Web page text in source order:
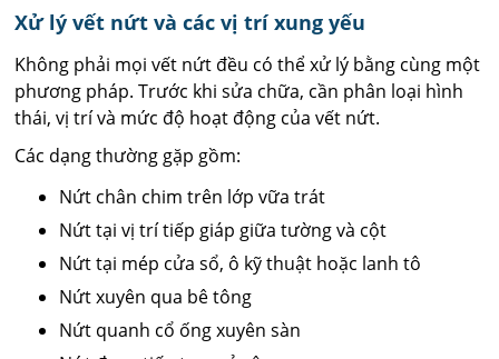
Xử lý vết nứt và các vị trí xung yếu
Không phải mọi vết nứt đều có thể xử lý bằng cùng một
phương pháp. Trước khi sửa chữa, cần phân loại hình
thái, vị trí và mức độ hoạt động của vết nứt.
Các dạng thường gặp gồm:
Nứt chân chim trên lớp vữa trát
Nứt tại vị trí tiếp giáp giữa tường và cột
Nứt tại mép cửa sổ, ô kỹ thuật hoặc lanh tô
Nứt xuyên qua bê tông
Nứt quanh cổ ống xuyên sàn